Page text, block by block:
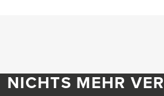
NICHTS MEHR